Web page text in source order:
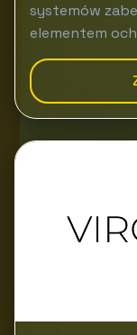
systemów
elementem